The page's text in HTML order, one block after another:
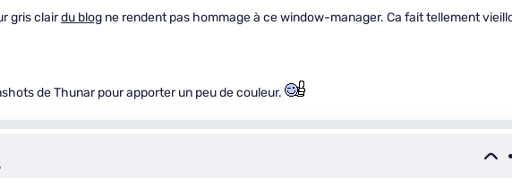
gris clairdu blog ne rendent pas hommage à ce window-manager. Ca fait tellement
de Thunar pour apporter un peu de couleur.